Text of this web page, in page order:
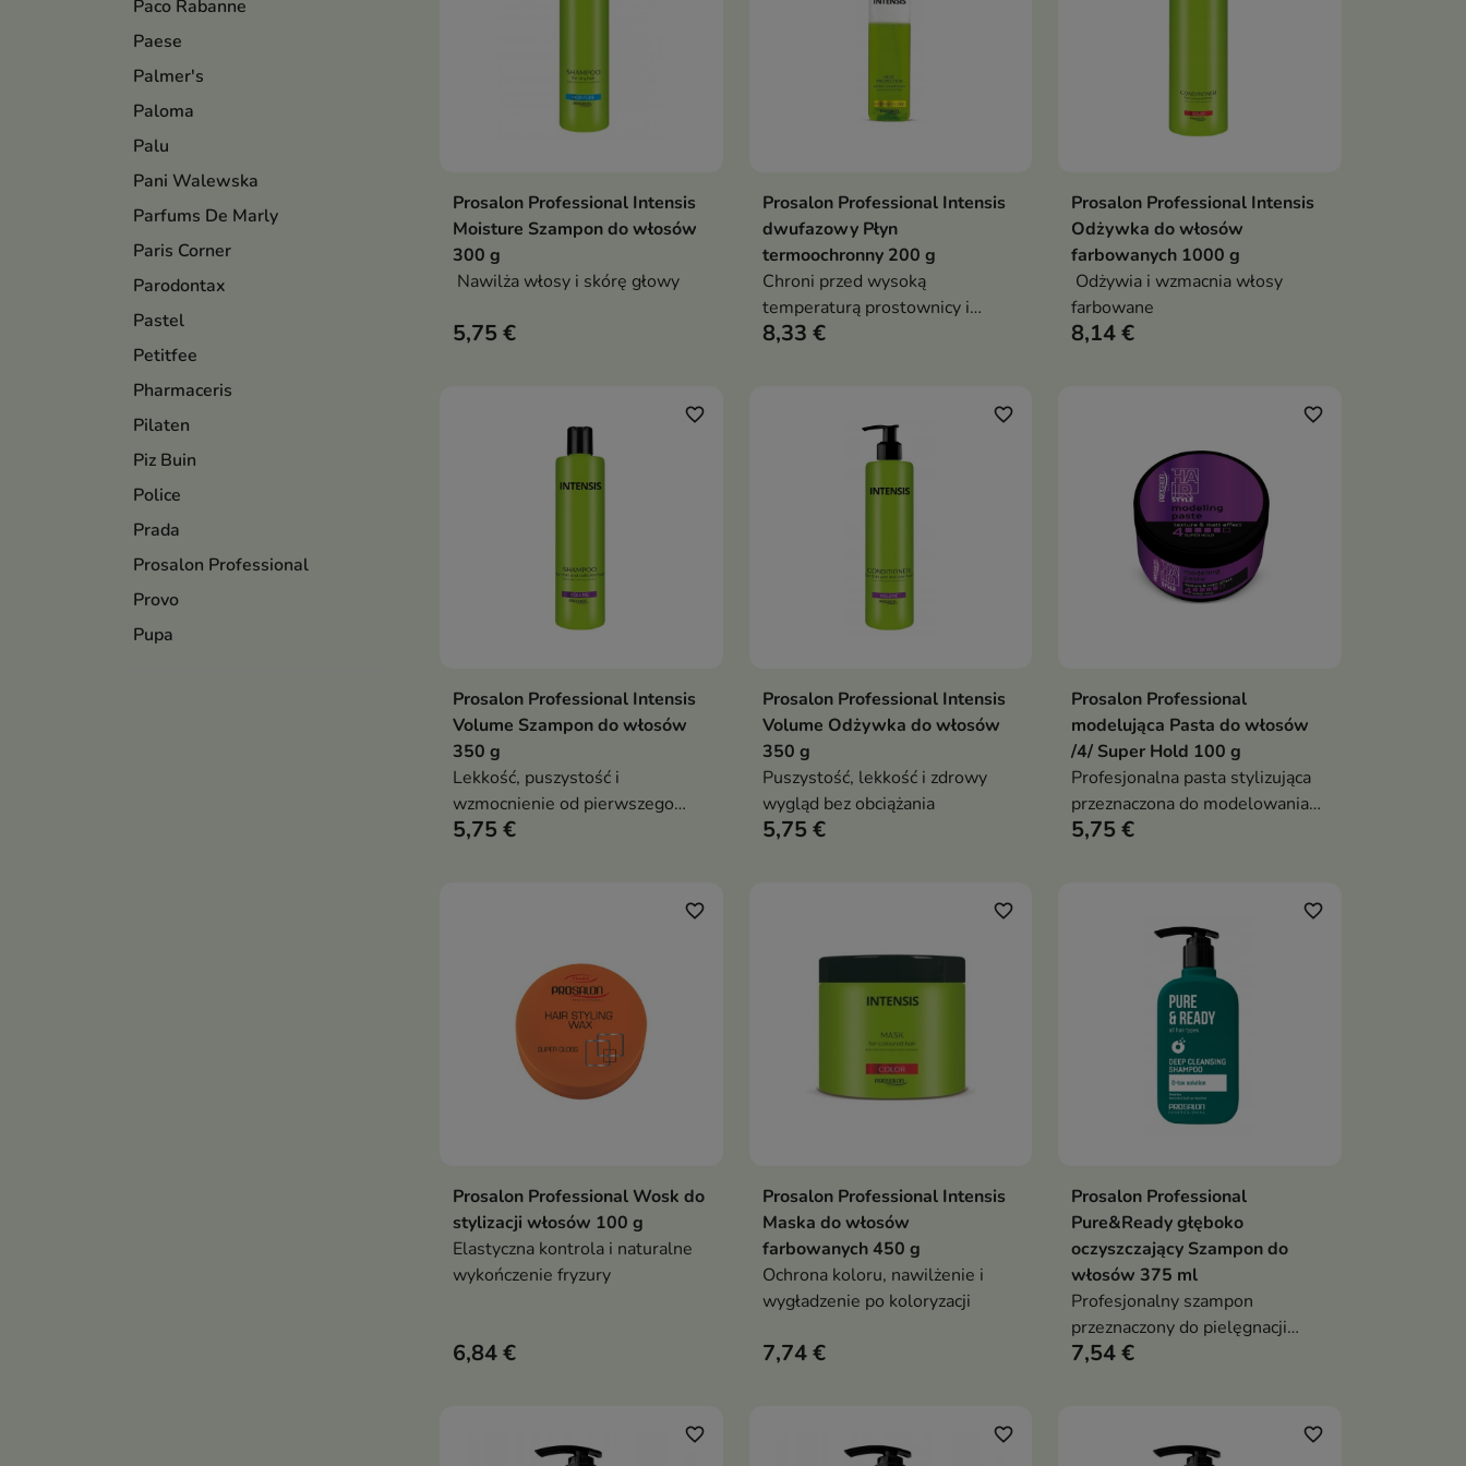
Paco Rabanne
Paese
Palmer's
Paloma
Palu
Pani Walewska
Parfums De Marly
Paris Corner
Parodontax
Pastel
Petitfee
Pharmaceris
Pilaten
Piz Buin
Police
Prada
Prosalon Professional
Provo
Pupa
Dodaj do koszyka
Prosalon Professional Intensis
Moisture Szampon do włosów
300 g
Nawilża włosy i skórę głowy
5,75 €
Dodaj do koszyka
Prosalon Professional Intensis
dwufazowy Płyn
termoochronny 200 g
Chroni przed wysoką
temperaturą prostownicy i
suszarki
8,33 €
Dodaj do koszyka
Prosalon Professional Intensis
Odżywka do włosów
farbowanych 1000 g
Odżywia i wzmacnia włosy
farbowane
8,14 €
Dodaj do koszyka
favorite_border
Prosalon Professional Intensis
Volume Szampon do włosów
350 g
Lekkość, puszystość i
wzmocnienie od pierwszego
mycia
5,75 €
Dodaj do koszyka
favorite_border
Prosalon Professional Intensis
Volume Odżywka do włosów
350 g
Puszystość, lekkość i zdrowy
wygląd bez obciążania
5,75 €
Dodaj do koszyka
favorite_border
Prosalon Professional
modelująca Pasta do włosów
/4/ Super Hold 100 g
Profesjonalna pasta stylizująca
przeznaczona do modelowania
włosów krótkich i średniej
5,75 €
Dodaj do koszyka
favorite_border
Prosalon Professional Wosk do
stylizacji włosów 100 g
Elastyczna kontrola i naturalne
wykończenie fryzury
6,84 €
Dodaj do koszyka
favorite_border
Prosalon Professional Intensis
Maska do włosów
farbowanych 450 g
Ochrona koloru, nawilżenie i
wygładzenie po koloryzacji
7,74 €
Dodaj do koszyka
favorite_border
Prosalon Professional
Pure&Ready głęboko
oczyszczający Szampon do
włosów 375 ml
Profesjonalny szampon
przeznaczony do pielęgnacji
wszystkich rodzajów włosów
7,54 €
favorite_border favorite_border favorite_border